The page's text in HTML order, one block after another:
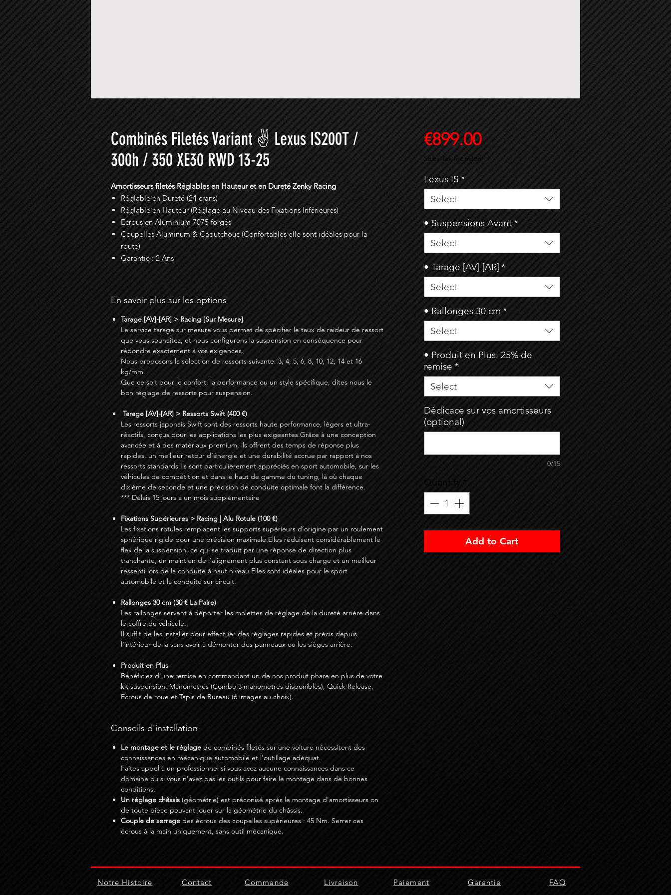
Combinés Filetés Variant ✌ Lexus IS200T /
300h / 350 XE30 RWD 13-25
Amortisseurs filetés Réglables en Hauteur et en Dureté Zenky Racing
Réglable en Dureté (24 crans)
Réglable en Hauteur (Réglage au Niveau des Fixations Inférieures)
Ecrous en Aluminium 7075 forgés
Coupelles Aluminum & Caoutchouc (Confortables elle sont idéales pour la
route)
Garantie : 2 Ans
En savoir plus sur les options
Tarage [AV]-[AR] > Racing [Sur Mesure]
Le service tarage sur mesure vous permet de spécifier le taux de raideur de ressort
que vous souhaitez, et nous configurons la suspension en conséquence pour
répondre exactement à vos exigences.
Nous proposons la sélection de ressorts suivante: 3, 4, 5, 6, 8, 10, 12, 14 et 16
kg/mm.
Que ce soit pour le confort, la performance ou un style spécifique, dites nous le
bon réglage de ressorts pour suspension.
Tarage [AV]-[AR] > Ressorts Swift (400 €)
Les ressorts japonais Swift sont des ressorts haute performance, légers et ultra-
réactifs, conçus pour les applications les plus exigeantes.Grâce à une conception
avancée et à des matériaux premium, ils offrent des temps de réponse plus
rapides, un meilleur retour d’énergie et une durabilité accrue par rapport à nos
ressorts standards.Ils sont particulièrement appréciés en sport automobile, sur les
véhicules de compétition et dans le haut de gamme du tuning, là où chaque
dixième de seconde et une précision de conduite optimale font la différence.
*** Délais 15 jours a un mois supplémentaire
Fixations Supérieures > Racing | Alu Rotule (100 €)
Les fixations rotules remplacent les supports supérieurs d’origine par un roulement
sphérique rigide pour une précision maximale.Elles réduisent considérablement le
flex de la suspension, ce qui se traduit par une réponse de direction plus
tranchante, un maintien de l’alignement plus constant sous charge et un meilleur
ressenti lors de la conduite à haut niveau.Elles sont idéales pour le sport
automobile et la conduite sur circuit.
Rallonges 30 cm (30 € La Paire)
Les rallonges servent à déporter les molettes de réglage de la dureté arrière dans
le coffre du véhicule.
Il suffit de les installer pour effectuer des réglages rapides et précis depuis
l'intérieur de la sans avoir à démonter des panneaux ou les sièges arrière.
Produit en Plus
Bénéficiez d'une remise en commandant un de nos produit phare en plus de votre
kit suspension: Manometres (Combo 3 manometres disponibles), Quick Release,
Ecrous de roue et Tapis de Bureau (6 images au choix).
Conseils d'installation
Le montage et le réglage de combinés filetés sur une voiture nécessitent des
connaissances en mécanique automobile et l'outillage adéquat.
Faites appel à un professionnel si vous avez aucune connaissances dans ce
domaine ou si vous n'avez pas les outils pour faire le montage dans de bonnes
conditions.
Un réglage châssis (géométrie) est préconisé après le montage d'amortisseurs on
de toute pièce pouvant jouer sur la géométrie du châssis.
Couple de serrage des écrous des coupelles supérieures : 45 Nm. Serrer ces
écrous à la main uniquement, sans outil mécanique.
€899.00Price
Sales Tax Included
Lexus IS *
Select
• Suspensions Avant*
Select
• Tarage [AV]-[AR]*
Select
• Rallonges 30 cm *
Select
• Produit en Plus: 25% de
remise *
Select
Dédicace sur vos amortisseurs
(optional)
0/15
Quantity *
Add to Cart
Notre Histoire Contact Commande Livraison Paiement Garantie FAQ